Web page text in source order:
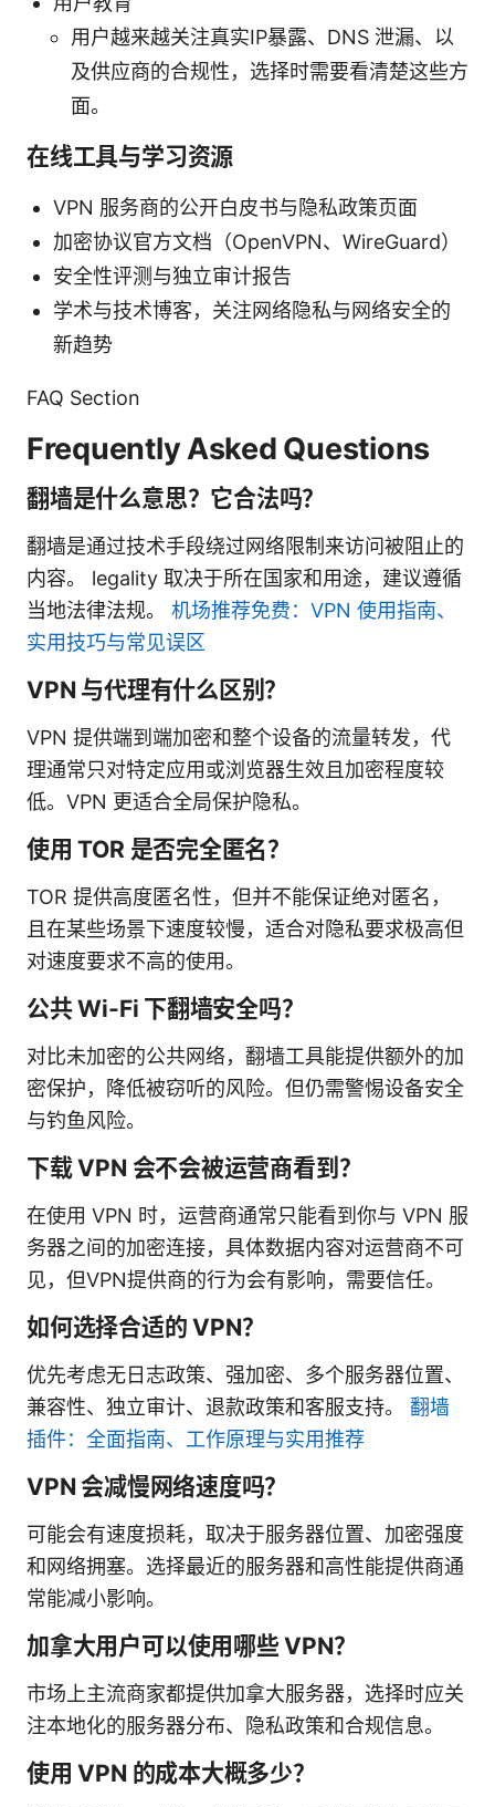
用户越来越关注真实IP暴露、DNS 泄漏、以
及供应商的合规性，选择时需要看清楚这些方
面。
在线工具与学习资源
VPN 服务商的公开白皮书与隐私政策页面
加密协议官方文档（OpenVPN、WireGuard）
安全性评测与独立审计报告
学术与技术博客，关注网络隐私与网络安全的
新趋势
FAQ Section
Frequently Asked Questions
翻墙是什么意思？它合法吗？
翻墙是通过技术手段绕过网络限制来访问被阻止的
内容。 legality 取决于所在国家和用途，建议遵循
当地法律法规。 机场推荐免费：VPN 使用指南、
实用技巧与常见误区
VPN 与代理有什么区别？
VPN 提供端到端加密和整个设备的流量转发，代
理通常只对特定应用或浏览器生效且加密程度较
低。VPN 更适合全局保护隐私。
使用 TOR 是否完全匿名？
TOR 提供高度匿名性，但并不能保证绝对匿名，
且在某些场景下速度较慢，适合对隐私要求极高但
对速度要求不高的使用。
公共 Wi-Fi 下翻墙安全吗？
对比未加密的公共网络，翻墙工具能提供额外的加
密保护，降低被窃听的风险。但仍需警惕设备安全
与钓鱼风险。
下载 VPN 会不会被运营商看到？
在使用 VPN 时，运营商通常只能看到你与 VPN 服
务器之间的加密连接，具体数据内容对运营商不可
见，但VPN提供商的行为会有影响，需要信任。
如何选择合适的 VPN？
优先考虑无日志政策、强加密、多个服务器位置、
兼容性、独立审计、退款政策和客服支持。 翻墙
插件：全面指南、工作原理与实用推荐
VPN 会减慢网络速度吗？
可能会有速度损耗，取决于服务器位置、加密强度
和网络拥塞。选择最近的服务器和高性能提供商通
常能减小影响。
加拿大用户可以使用哪些 VPN？
市场上主流商家都提供加拿大服务器，选择时应关
注本地化的服务器分布、隐私政策和合规信息。
使用 VPN 的成本大概多少？